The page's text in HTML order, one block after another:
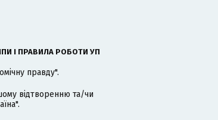
І ПРАВИЛА РОБОТИ УП
правду".
відтворенню та/чи